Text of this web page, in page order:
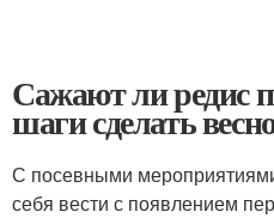
Сажают ли редис
шаги сделать
С посевными
себя вести с появлением